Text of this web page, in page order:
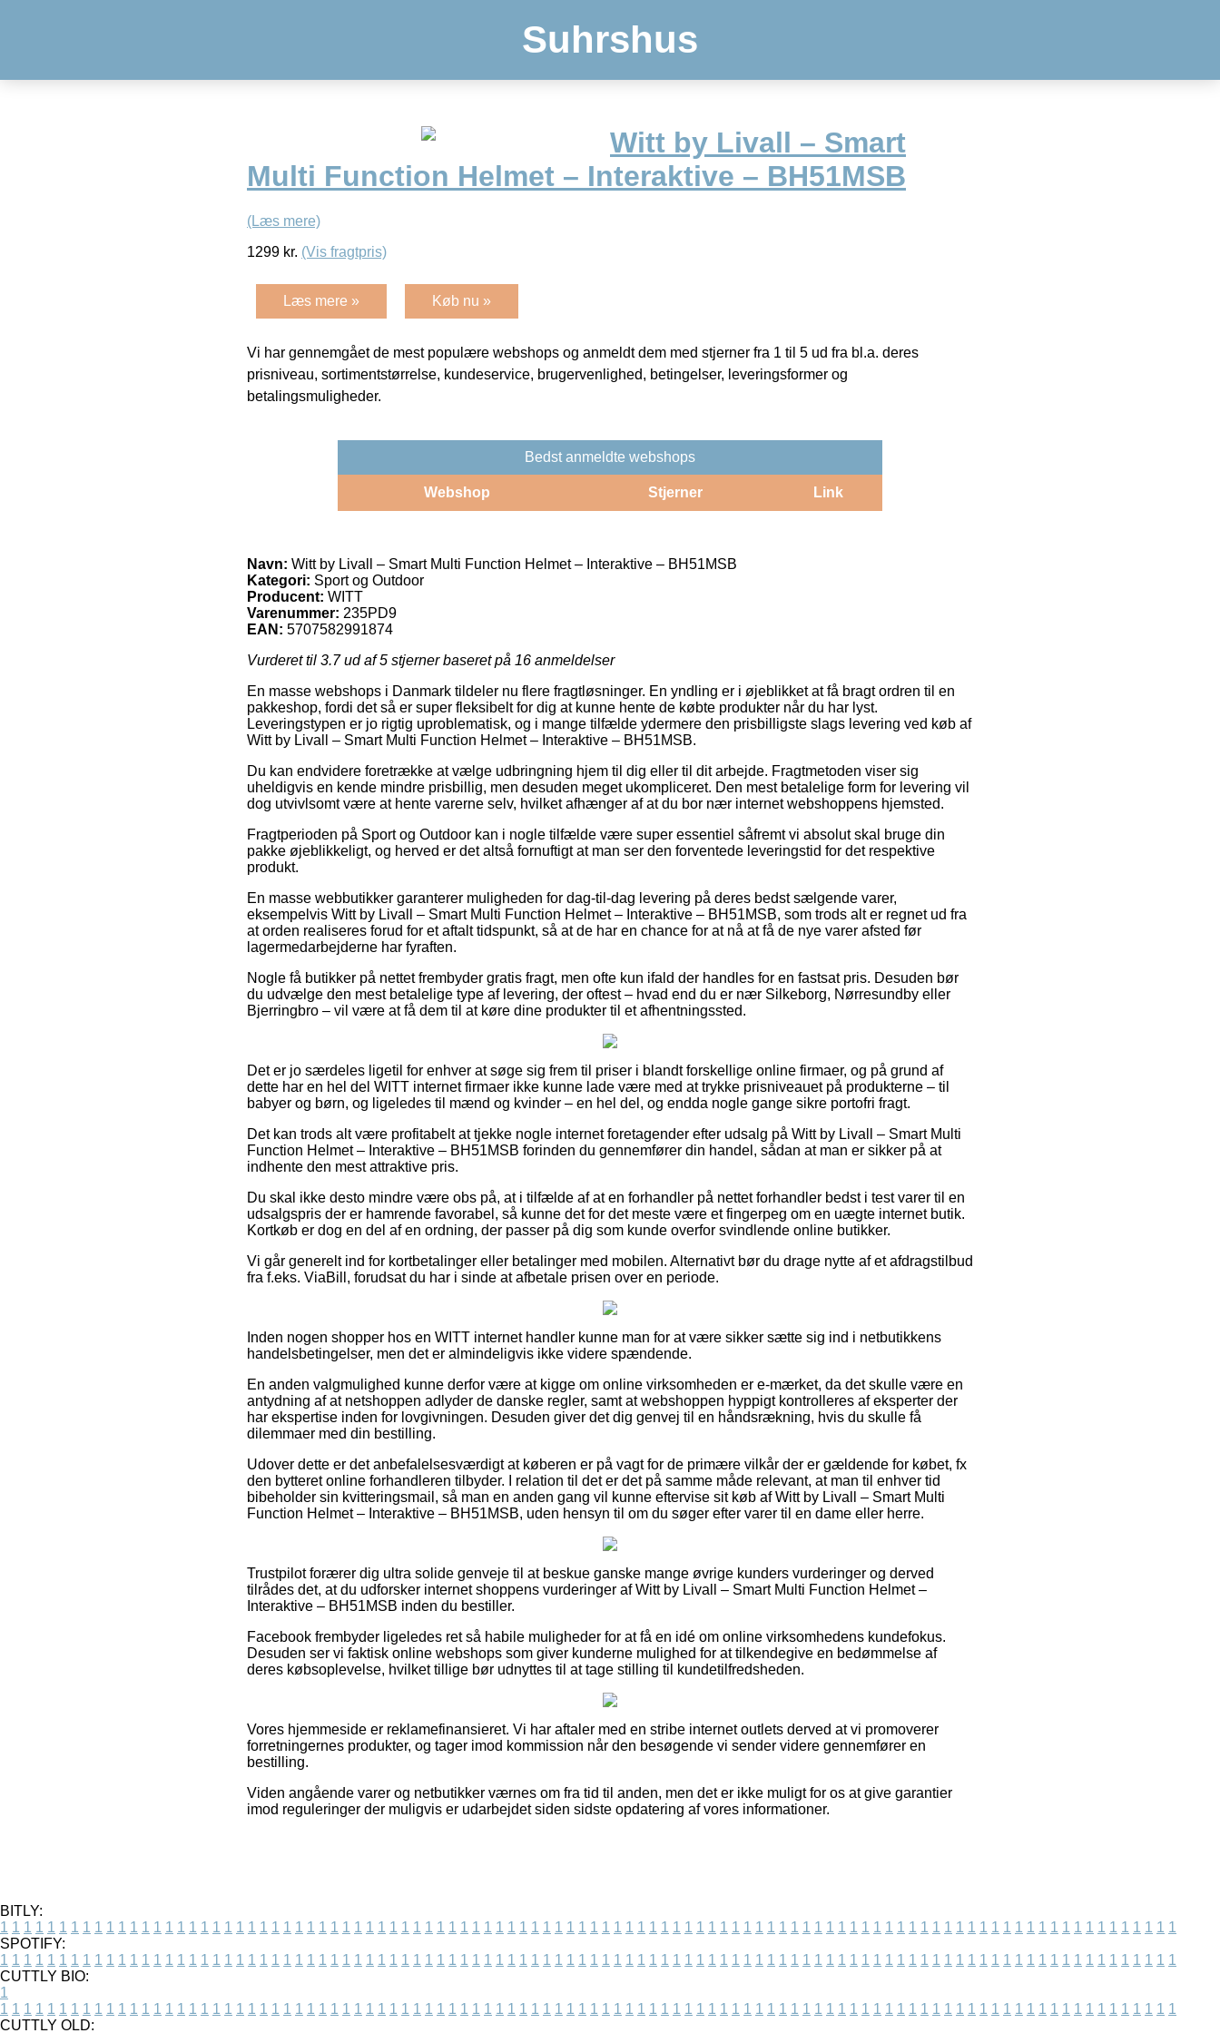
Suhrshus
Witt by Livall – Smart
Multi Function Helmet – Interaktive – BH51MSB
(Læs mere)
1299 kr. (Vis fragtpris)
Læs mere » Køb nu »
Vi har gennemgået de mest populære webshops og anmeldt dem med stjerner fra 1 til 5 ud fra bl.a. deres
prisniveau, sortimentstørrelse, kundeservice, brugervenlighed, betingelser, leveringsformer og
betalingsmuligheder.
Bedst anmeldte webshops
Webshop Stjerner Link
Navn: Witt by Livall – Smart Multi Function Helmet – Interaktive – BH51MSB
Kategori: Sport og Outdoor
Producent: WITT
Varenummer: 235PD9
EAN: 5707582991874
Vurderet til 3.7ud af 5 stjerner baseret på 16 anmeldelser
En masse webshops i Danmark tildeler nu flere fragtløsninger. En yndling er i øjeblikket at få bragt ordren til en
pakkeshop, fordi det så er super fleksibelt for dig at kunne hente de købte produkter når du har lyst.
Leveringstypen er jo rigtig uproblematisk, og i mange tilfælde ydermere den prisbilligste slags levering ved køb af
Witt by Livall – Smart Multi Function Helmet – Interaktive – BH51MSB.
Du kan endvidere foretrække at vælge udbringning hjem til dig eller til dit arbejde. Fragtmetoden viser sig
uheldigvis en kende mindre prisbillig, men desuden meget ukompliceret. Den mest betalelige form for levering vil
dog utvivlsomt være at hente varerne selv, hvilket afhænger af at du bor nær internet webshoppens hjemsted.
Fragtperioden på Sport og Outdoor kan i nogle tilfælde være super essentiel såfremt vi absolut skal bruge din
pakke øjeblikkeligt, og herved er det altså fornuftigt at man ser den forventede leveringstid for det respektive
produkt.
En masse webbutikker garanterer muligheden for dag-til-dag levering på deres bedst sælgende varer,
eksempelvis Witt by Livall – Smart Multi Function Helmet – Interaktive – BH51MSB, som trods alt er regnet ud fra
at orden realiseres forud for et aftalt tidspunkt, så at de har en chance for at nå at få de nye varer afsted før
lagermedarbejderne har fyraften.
Nogle få butikker på nettet frembyder gratis fragt, men ofte kun ifald der handles for en fastsat pris. Desuden bør
du udvælge den mest betalelige type af levering, der oftest – hvad end du er nær Silkeborg, Nørresundby eller
Bjerringbro – vil være at få dem til at køre dine produkter til et afhentningssted.
Det er jo særdeles ligetil for enhver at søge sig frem til priser i blandt forskellige online firmaer, og på grund af
dette har en hel del WITT internet firmaer ikke kunne lade være med at trykke prisniveauet på produkterne – til
babyer og børn, og ligeledes til mænd og kvinder – en hel del, og endda nogle gange sikre portofri fragt.
Det kan trods alt være profitabelt at tjekke nogle internet foretagender efter udsalg på Witt by Livall – Smart Multi
Function Helmet – Interaktive – BH51MSB forinden du gennemfører din handel, sådan at man er sikker på at
indhente den mest attraktive pris.
Du skal ikke desto mindre være obs på, at i tilfælde af at en forhandler på nettet forhandler bedst i test varer til en
udsalgspris der er hamrende favorabel, så kunne det for det meste være et fingerpeg om en uægte internet butik.
Kortkøb er dog en del af en ordning, der passer på dig som kunde overfor svindlende online butikker.
Vi går generelt ind for kortbetalinger eller betalinger med mobilen. Alternativt bør du drage nytte af et afdragstilbud
fra f.eks. ViaBill, forudsat du har i sinde at afbetale prisen over en periode.
Inden nogen shopper hos en WITT internet handler kunne man for at være sikker sætte sig ind i netbutikkens
handelsbetingelser, men det er almindeligvis ikke videre spændende.
En anden valgmulighed kunne derfor være at kigge om online virksomheden er e-mærket, da det skulle være en
antydning af at netshoppen adlyder de danske regler, samt at webshoppen hyppigt kontrolleres af eksperter der
har ekspertise inden for lovgivningen. Desuden giver det dig genvej til en håndsrækning, hvis du skulle få
dilemmaer med din bestilling.
Udover dette er det anbefalelsesværdigt at køberen er på vagt for de primære vilkår der er gældende for købet, fx
den bytteret online forhandleren tilbyder. I relation til det er det på samme måde relevant, at man til enhver tid
bibeholder sin kvitteringsmail, så man en anden gang vil kunne eftervise sit køb af Witt by Livall – Smart Multi
Function Helmet – Interaktive – BH51MSB, uden hensyn til om du søger efter varer til en dame eller herre.
Trustpilot forærer dig ultra solide genveje til at beskue ganske mange øvrige kunders vurderinger og derved
tilrådes det, at du udforsker internet shoppens vurderinger af Witt by Livall – Smart Multi Function Helmet –
Interaktive – BH51MSB inden du bestiller.
Facebook frembyder ligeledes ret så habile muligheder for at få en idé om online virksomhedens kundefokus.
Desuden ser vi faktisk online webshops som giver kunderne mulighed for at tilkendegive en bedømmelse af
deres købsoplevelse, hvilket tillige bør udnyttes til at tage stilling til kundetilfredsheden.
Vores hjemmeside er reklamefinansieret. Vi har aftaler med en stribe internet outlets derved at vi promoverer
forretningernes produkter, og tager imod kommission når den besøgende vi sender videre gennemfører en
bestilling.
Viden angående varer og netbutikker værnes om fra tid til anden, men det er ikke muligt for os at give garantier
imod reguleringer der muligvis er udarbejdet siden sidste opdatering af vores informationer.
BITLY:
1 1 1 1 1 1 1 1 1 1 1 1 1 1 1 1 1 1 1 1 1 1 1 1 1 1 1 1 1 1 1 1 1 1 1 1 1 1 1 1 1 1 1 1 1 1 1 1 1 1 1 1 1 1 1 1 1 1 1 1 1 1 1 1 1 1 1 1 1 1 1 1 1 1 1 1 1 1 1 1 1 1 1 1 1 1 1 1 1 1 1 1 1 1 1 1 1 1 1 1
SPOTIFY:
1 1 1 1 1 1 1 1 1 1 1 1 1 1 1 1 1 1 1 1 1 1 1 1 1 1 1 1 1 1 1 1 1 1 1 1 1 1 1 1 1 1 1 1 1 1 1 1 1 1 1 1 1 1 1 1 1 1 1 1 1 1 1 1 1 1 1 1 1 1 1 1 1 1 1 1 1 1 1 1 1 1 1 1 1 1 1 1 1 1 1 1 1 1 1 1 1 1 1 1
CUTTLY BIO:
1
1 1 1 1 1 1 1 1 1 1 1 1 1 1 1 1 1 1 1 1 1 1 1 1 1 1 1 1 1 1 1 1 1 1 1 1 1 1 1 1 1 1 1 1 1 1 1 1 1 1 1 1 1 1 1 1 1 1 1 1 1 1 1 1 1 1 1 1 1 1 1 1 1 1 1 1 1 1 1 1 1 1 1 1 1 1 1 1 1 1 1 1 1 1 1 1 1 1 1 1
CUTTLY OLD: